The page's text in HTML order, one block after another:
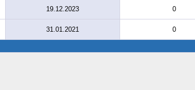
19.12.2023 0
31.01.2021 0